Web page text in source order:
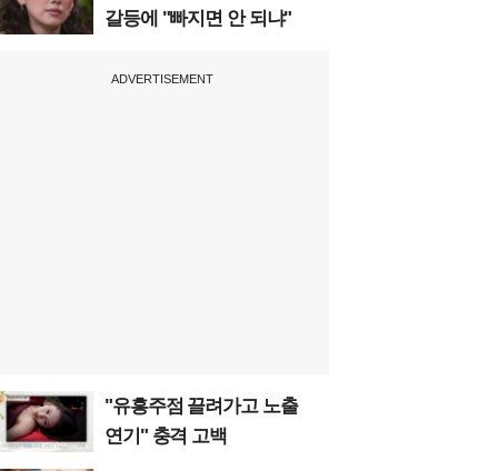
갈등에 "빠지면 안 되냐"
ADVERTISEMENT
"유흥주점 끌려가고 노출
연기" 충격 고백